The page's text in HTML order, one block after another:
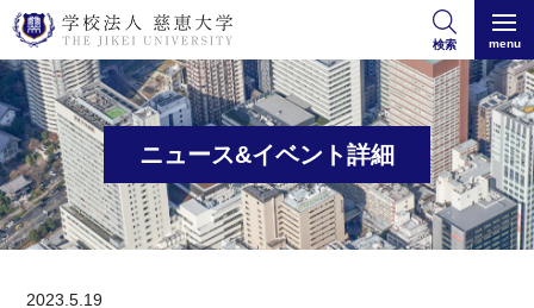
検索 menu
ニュース&イベント詳細
2023.5.19